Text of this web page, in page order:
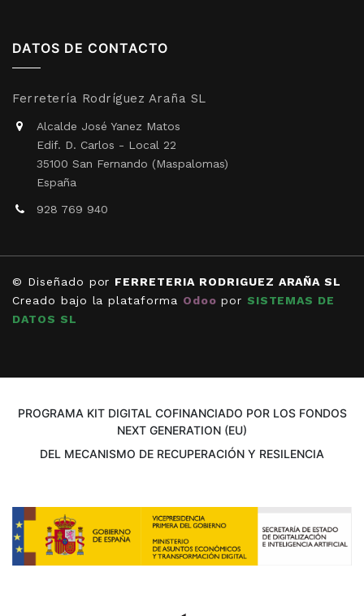
DATOS DE CONTACTO
Ferretería Rodríguez Araña SL
Alcalde José Yanez Matos
Edif. D. Carlos - Local 22
35100 San Fernando (Maspalomas)
España
928 769 940
© Diseñado por FERRETERIA RODRIGUEZ ARAÑA SL
Creado bajo la plataforma Odoo por SISTEMAS DE
DATOS SL
PROGRAMA KIT DIGITAL COFINANCIADO POR LOS FONDOS
NEXT GENERATION (EU)
DEL MECANISMO DE RECUPERACIÓN Y RESILENCIA